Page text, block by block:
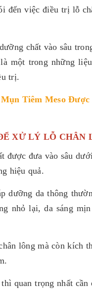
đến việc điều trị lỗ
chất vào sâu
một trong những
trị.
Tiêm Meso Được
XỬ LÝ LỖ CHÂN
được đưa vào sâu
hiệu quả.
dưỡng da thông
nhỏ lại, da sáng
lông mà còn kích
quan trọng nhất